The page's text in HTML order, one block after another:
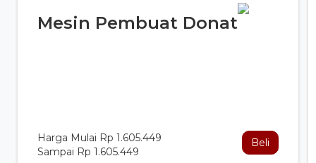
Mesin Pembuat Donat
Harga Mulai Rp 1.605.449
Sampai Rp 1.605.449
Beli